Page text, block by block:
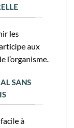
les
aux
l’organisme.
SANS
à